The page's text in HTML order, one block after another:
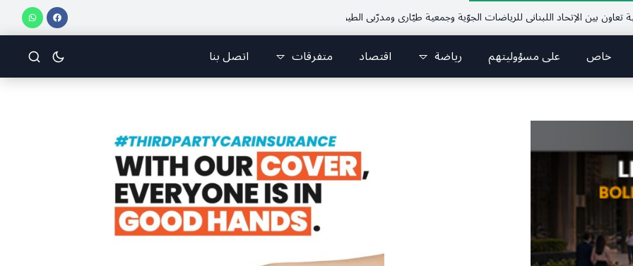
الإتحاد اللبناني للرياضات الجوّية وجمعية طيّاري ومدرّبي الطيران الشراعي
خاص على مسؤوليتهم رياضة اقتصاد متفرقات اتصل بنا